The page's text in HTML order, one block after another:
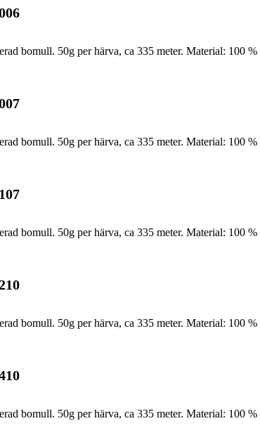
bomull. 50g per härva, ca 335 meter. Material: 100
bomull. 50g per härva, ca 335 meter. Material: 100
bomull. 50g per härva, ca 335 meter. Material: 100
bomull. 50g per härva, ca 335 meter. Material: 100
bomull. 50g per härva, ca 335 meter. Material: 100